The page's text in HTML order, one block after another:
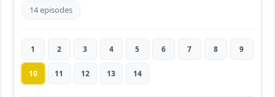
14 episodes
1 2 3 4 5 6 7 8 9
10 11 12 13 14